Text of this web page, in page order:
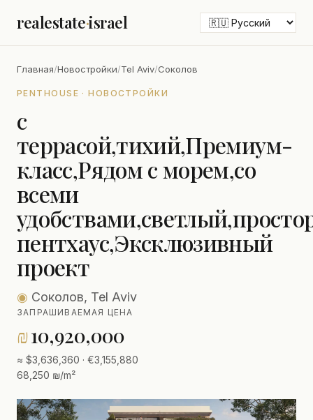
realestate·israel
Главная/Новостройки/Tel Aviv/Соколов
PENTHOUSE · НОВОСТРОЙКИ
с
террасой,тихий,Премиум-
класс,Рядом с морем,со
всеми
пентхаус,Эксклюзивный
проект
◉ Соколов, Tel Aviv
ЗАПРАШИВАЕМАЯ ЦЕНА
₪10,920,000
≈ $3,636,360 · €3,155,880
68,250 ₪/m²